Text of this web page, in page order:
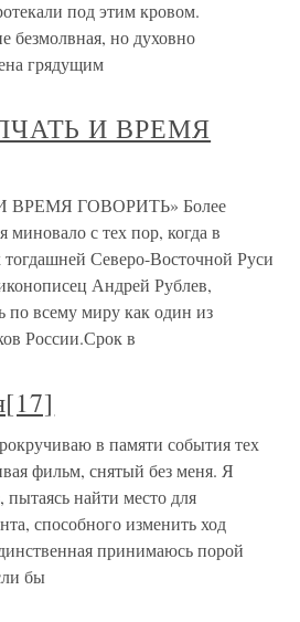
под этим кровом.
но духовно
грядущим
И ВРЕМЯ
ГОВОРИТЬ» Более
миновало с тех пор, когда в
Северо-Восточной Руси
Андрей Рублев,
по всему миру как один из
России.Срок в
в памяти события тех
фильм, снятый без меня. Я
пытаясь найти место для
способного изменить ход
принимаюсь порой
бы